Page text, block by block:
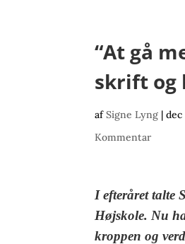
“At gå
skrift og
afSigne Lyng |dec
Kommentar
I efteråret talte
Højskole. Nu
kroppen og